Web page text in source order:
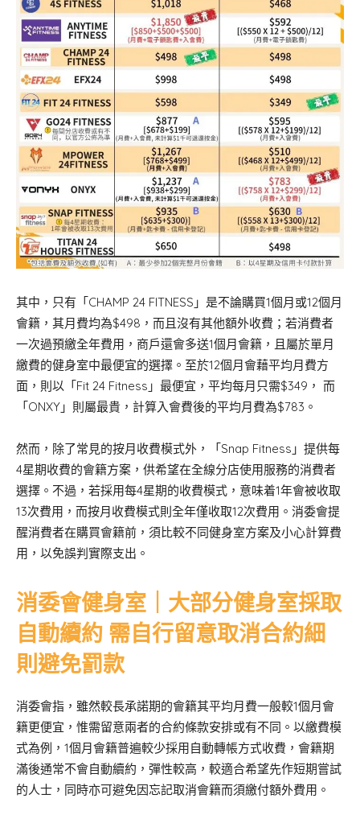
其中，只有「CHAMP 24 FITNESS」是不論購買1個月或12個月
會籍，其月費均為$498，而且沒有其他額外收費；若消費者
一次過預繳全年費用，商戶還會多送1個月會籍，且屬於單月
繳費的健身室中最便宜的選擇。至於12個月會藉平均月費方
面，則以「Fit 24 Fitness」最便宜，平均每月只需$349， 而
「ONXY」則屬最貴，計算入會費後的平均月費為$783。
然而，除了常見的按月收費模式外，「Snap Fitness」提供每
4星期收費的會籍方案，供希望在全線分店使用服務的消費者
選擇。不過，若採用每4星期的收費模式，意味着1年會被收取
13次費用，而按月收費模式則全年僅收取12次費用。消委會提
醒消費者在購買會籍前，須比較不同健身室方案及小心計算費
用，以免誤判實際支出。
消委會健身室｜大部分健身室採取
自動續約 需自行留意取消合約細
則避免罰款
消委會指，雖然較長承諾期的會籍其平均月費一般較1個月會
籍更便宜，惟需留意兩者的合約條款安排或有不同。以繳費模
式為例，1個月會籍普遍較少採用自動轉帳方式收費，會籍期
滿後通常不會自動續約，彈性較高，較適合希望先作短期嘗試
的人士，同時亦可避免因忘記取消會籍而須繳付額外費用。